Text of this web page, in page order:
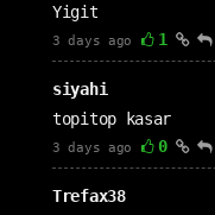
Yigit
3 days ago 1
siyahi
topitop kasar
3 days ago 0
Trefax38